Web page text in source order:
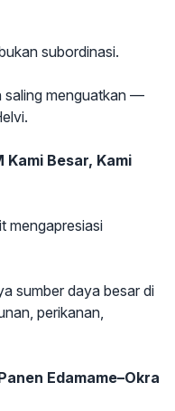
subordinasi.
saling menguatkan —
Besar, Kami
mengapresiasi
sumber daya besar di
perikanan,
Edamame–Okra